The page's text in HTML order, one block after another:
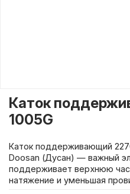
Каток
1005G
Каток поддерживающий
Doosan (Дусан) — важный
поддерживает верхнюю
натяжение и уменьшая